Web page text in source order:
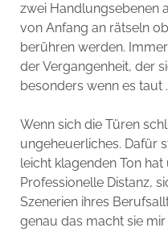
zwei Handlungsebenen
von Anfang an rätseln
berühren werden.
der Vergangenheit, der
besonders wenn es taut
Wenn sich die Türen
ungeheuerliches. Dafür
leicht klagenden Ton
Professionelle Distanz,
Szenerien ihres
genau das macht sie